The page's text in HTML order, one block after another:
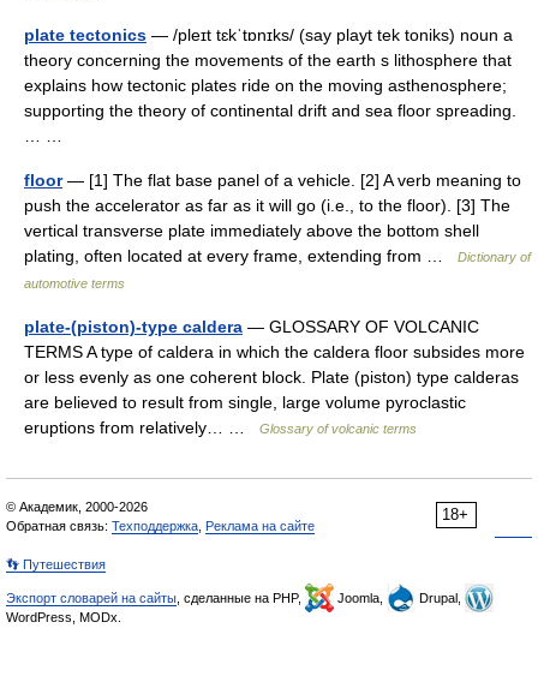
plate tectonics — /pleɪt tɛkˈtɒnɪks/ (say playt tek toniks) noun a
theory concerning the movements of the earth s lithosphere that
explains how tectonic plates ride on the moving asthenosphere;
supporting the theory of continental drift and sea floor spreading.
floor— [1] The flat base panel of a vehicle. [2] A verb meaning to
push the accelerator as far as it will go (i.e., to the floor). [3] The
vertical transverse plate immediately above the bottom shell
plating, often located at every frame, extending from …
Dictionary of
automotive terms
plate-(piston)-type caldera — GLOSSARY OF VOLCANIC
TERMS A type of caldera in which the caldera floor subsides more
or less evenly as one coherent block. Plate (piston) type calderas
are believed to result from single, large volume pyroclastic
eruptions from relatively… …
Glossary of volcanic terms
18+
© Академик, 2000-2026
Обратная связь: Техподдержка Реклама на сайте
👣 Путешествия
Экспорт словарей на сайты , сделанные на PHP, Joomla,
Drupal,
WordPress, MODx.